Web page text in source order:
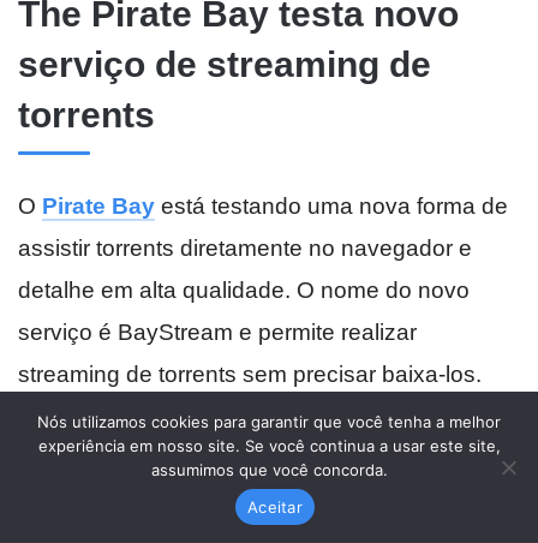
Nós utilizamos cookies para garantir que você tenha a melhor
experiência em nosso site. Se você continua a usar este site,
assumimos que você concorda.
Aceitar